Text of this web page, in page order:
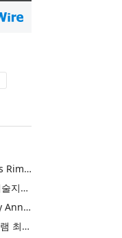
Khimji Ramdas Group Chooses Rimini Street to Reduce SAP Support Costs, Protect 700+ Customizations and Reinvest Savings in Innovation
한전, 에너지 신산업 이끌 ‘한전기술지주’ 공식 출범
Purina Named as First Publicly Announced NIQ ConnectAI Charter Client
닐슨IQ, Connect AI 차터 프로그램 최초 고객사 ‘퓨리나’ 선정